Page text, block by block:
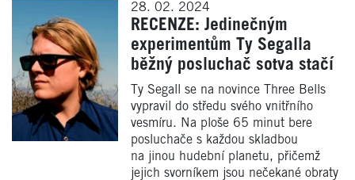
28. 02. 2024
RECENZE: Jedinečným
experimentům Ty Segalla
běžný posluchač sotva stačí
Ty Segall se na novince Three Bells
vypravil do středu svého vnitřního
vesmíru. Na ploše 65 minut bere
posluchače s každou skladbou
na jinou hudební planetu, přičemž
jejich svorníkem jsou nečekané obraty